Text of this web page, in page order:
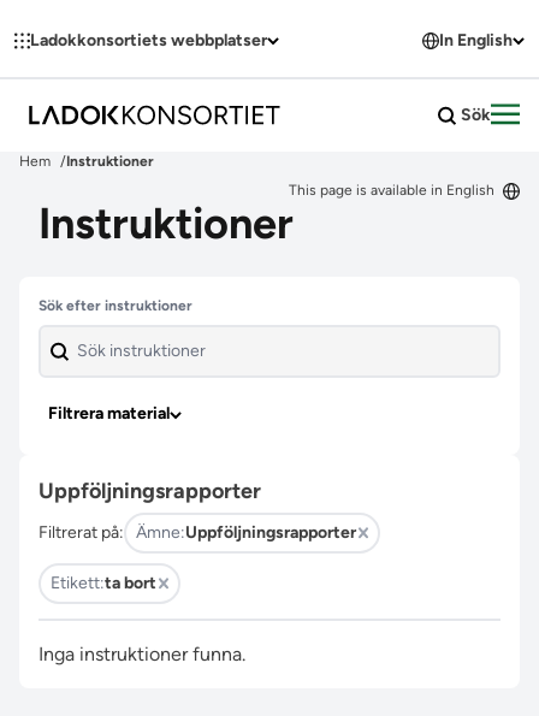
Ladokkonsortiets webbplatser In English
Sök
Hem
Instruktioner
This page is available in English
Instruktioner
Hoppa över filter
Sök efter instruktioner
Filtrera material
Uppföljningsrapporter
Filtrerat på: Ämne:Uppföljningsrapporter
Etikett:ta bort
Inga instruktioner funna.